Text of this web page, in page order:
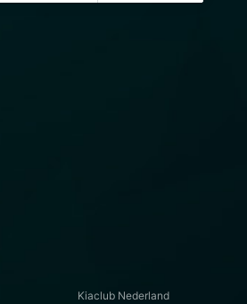
Kiaclub Nederland